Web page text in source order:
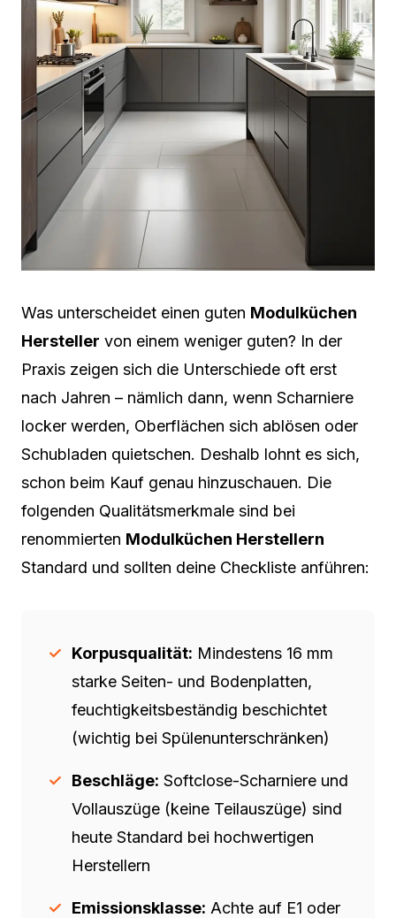
Was unterscheidet einen guten Modulküchen
Hersteller von einem weniger guten? In der
Praxis zeigen sich die Unterschiede oft erst
nach Jahren – nämlich dann, wenn Scharniere
locker werden, Oberflächen sich ablösen oder
Schubladen quietschen. Deshalb lohnt es sich,
schon beim Kauf genau hinzuschauen. Die
folgenden Qualitätsmerkmale sind bei
renommierten Modulküchen Herstellern
Standard und sollten deine Checkliste anführen:
Korpusqualität: Mindestens 16 mm
starke Seiten- und Bodenplatten,
feuchtigkeitsbeständig beschichtet
(wichtig bei Spülenunterschränken)
Beschläge: Softclose-Scharniere und
Vollauszüge (keine Teilauszüge) sind
heute Standard bei hochwertigen
Herstellern
Emissionsklasse: Achte auf E1 oder